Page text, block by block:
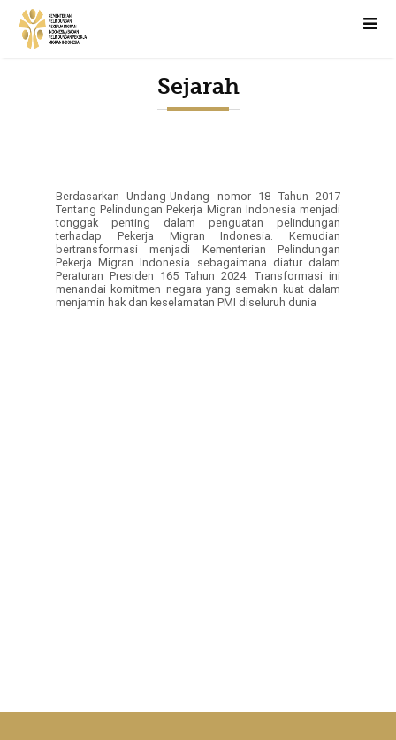
Sejarah
Berdasarkan Undang-Undang nomor 18 Tahun 2017
Tentang Pelindungan Pekerja Migran Indonesia menjadi
tonggak penting dalam penguatan pelindungan
terhadap Pekerja Migran Indonesia. Kemudian
bertransformasi menjadi Kementerian Pelindungan
Pekerja Migran Indonesia sebagaimana diatur dalam
Peraturan Presiden 165 Tahun 2024. Transformasi ini
menandai komitmen negara yang semakin kuat dalam
menjamin hak dan keselamatan PMI diseluruh dunia